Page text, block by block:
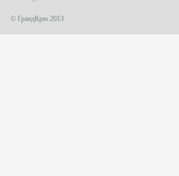
© ГрандКрю 2013